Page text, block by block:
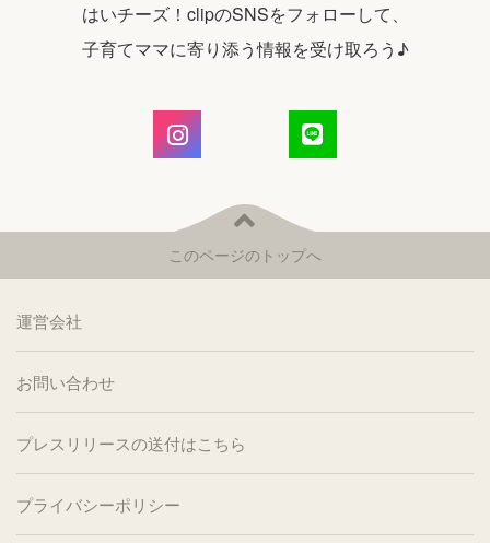
はいチーズ！clipのSNSをフォローして、
子育てママに寄り添う情報を受け取ろう♪
このページのトップへ
運営会社
お問い合わせ
プレスリリースの送付はこちら
プライバシーポリシー